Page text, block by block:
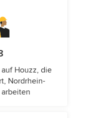
Houzz, die
Nordrhein-